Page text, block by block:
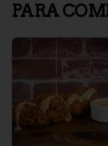
PARA